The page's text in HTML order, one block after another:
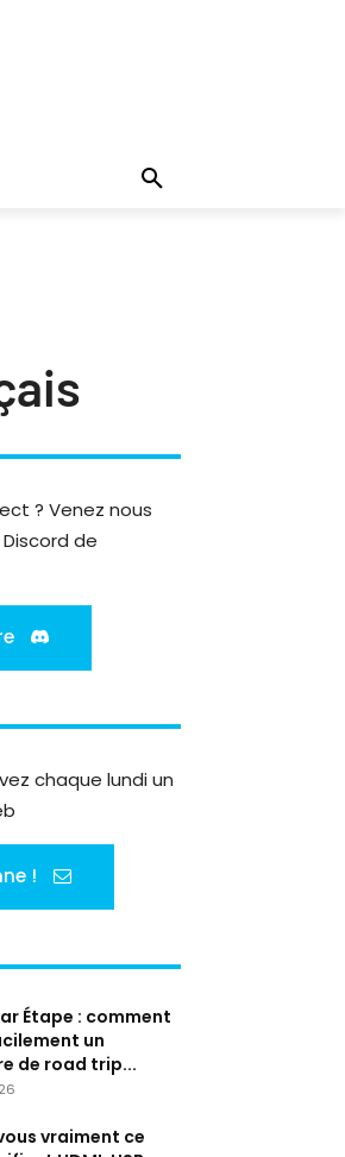
? Venez nous
de
chaque lundi un
!
Étape : comment
un
de road trip...
vraiment ce